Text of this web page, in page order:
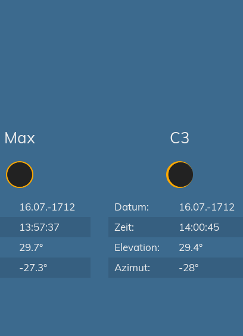
Max
16.07.-1712
13:57:37
29.7°
-27.3°
C3
Datum:
16.07.-1712
Zeit:
14:00:45
Elevation:
29.4°
Azimut:
-28°